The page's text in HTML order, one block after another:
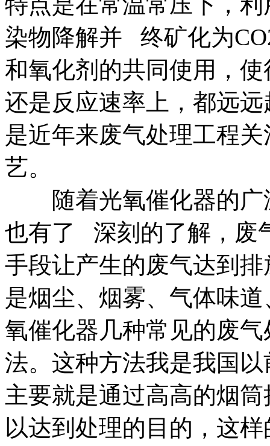
染物降解并 终矿化为
和氧化剂的共同使用，
还是反应速率上，都远
是近年来废气处理工程
艺。
随着光氧催化器的广
也有了 深刻的了解，废
手段让产生的废气达到
是烟尘、烟雾、气体味
氧催化器几种常见的废
法。这种方法我是我国
主要就是通过高高的烟
以达到处理的目的，这